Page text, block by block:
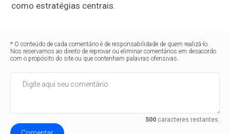
como estratégias centrais.
* O conteúdo de cada comentário é de responsabilidade de quem realizá-lo.
Nos reservamos ao direito de reprovar ou eliminar comentários em desacordo
com o propósito do site ou que contenham palavras ofensivas.
500caracteres restantes.